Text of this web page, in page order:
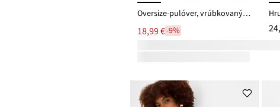
Oversize-pulóver, vrúbkovaný, z viskózového mixu
18,99 €-9%